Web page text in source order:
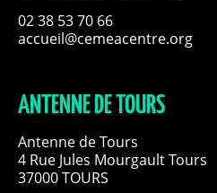
02 38 53 70 66
accueil@cemeacentre.org
ANTENNE DE TOURS
Antenne de Tours
4 Rue Jules Mourgault Tours
37000 TOURS